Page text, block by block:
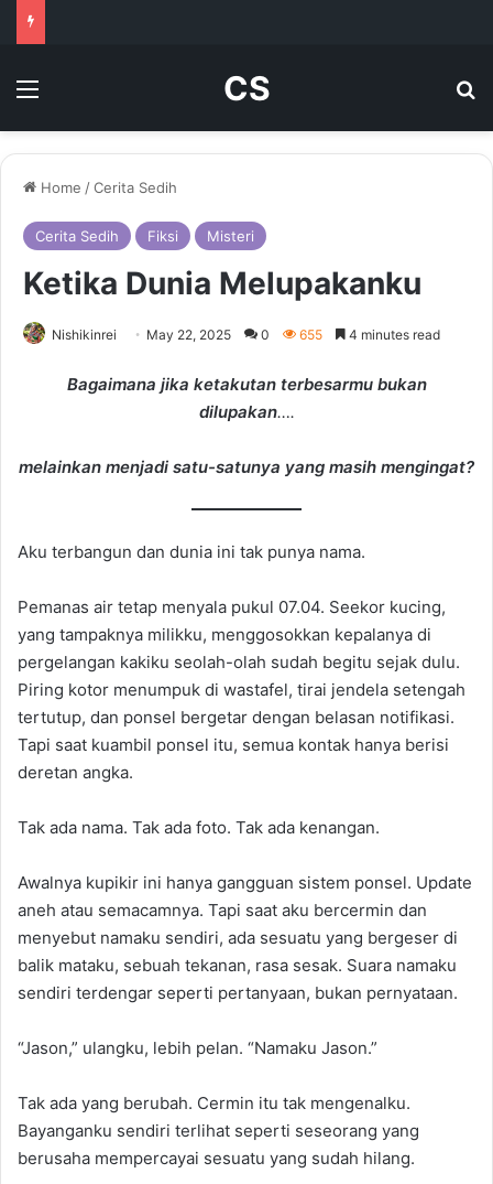
Menu CS
Home /Cerita Sedih
Cerita Sedih Fiksi Misteri
Ketika Dunia Melupakanku
Nishikinrei May 22, 2025 0 655 4 minutes read
Bagaimana jika ketakutan terbesarmu bukan
dilupakan….
melainkan menjadi satu-satunya yang masih mengingat?
Aku terbangun dan dunia ini tak punya nama.
Pemanas air tetap menyala pukul 07.04. Seekor kucing,
yang tampaknya milikku, menggosokkan kepalanya di
pergelangan kakiku seolah-olah sudah begitu sejak dulu.
Piring kotor menumpuk di wastafel, tirai jendela setengah
tertutup, dan ponsel bergetar dengan belasan notifikasi.
Tapi saat kuambil ponsel itu, semua kontak hanya berisi
deretan angka.
Tak ada nama. Tak ada foto. Tak ada kenangan.
Awalnya kupikir ini hanya gangguan sistem ponsel. Update
aneh atau semacamnya. Tapi saat aku bercermin dan
menyebut namaku sendiri, ada sesuatu yang bergeser di
balik mataku, sebuah tekanan, rasa sesak. Suara namaku
sendiri terdengar seperti pertanyaan, bukan pernyataan.
“Jason,” ulangku, lebih pelan. “Namaku Jason.”
Tak ada yang berubah. Cermin itu tak mengenalku.
Bayanganku sendiri terlihat seperti seseorang yang
berusaha mempercayai sesuatu yang sudah hilang.